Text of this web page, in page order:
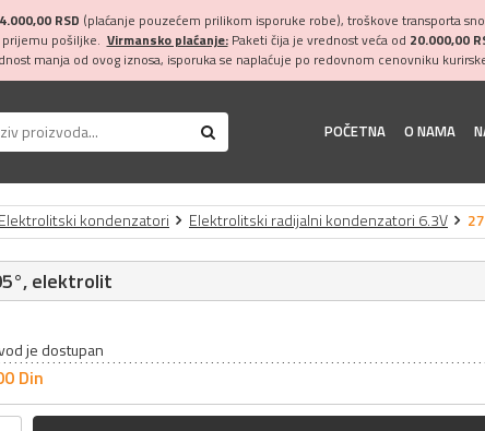
4.000,00 RSD (plaćanje pouzećem prilikom isporuke robe), troškove transporta
prijemu pošiljke. Virmansko plaćanje:Paketi čija je vrednost veća od 20.000,00
manja od ovog iznosa, isporuka se naplaćuje po redovnom cenovniku
POČETNA O NAMA
Elektrolitski kondenzatori Elektrolitski radijalni kondenzatori 6.3V
elektrolit
je dostupan
Din